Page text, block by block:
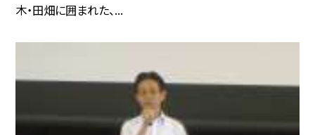
木・田畑に囲まれた、...